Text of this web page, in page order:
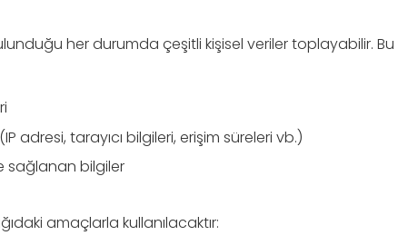
her durumda çeşitli kişisel veriler toplayabilir. Bu
adresi, tarayıcı bilgileri, erişim süreleri vb.)
sağlanan bilgiler
amaçlarla kullanılacaktır: